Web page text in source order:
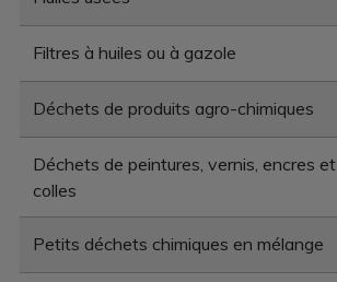
Filtres à huiles ou à gazole
Déchets de produits agro-chimiques
Déchets de peintures, vernis, encres et
colles
Petits déchets chimiques en mélange